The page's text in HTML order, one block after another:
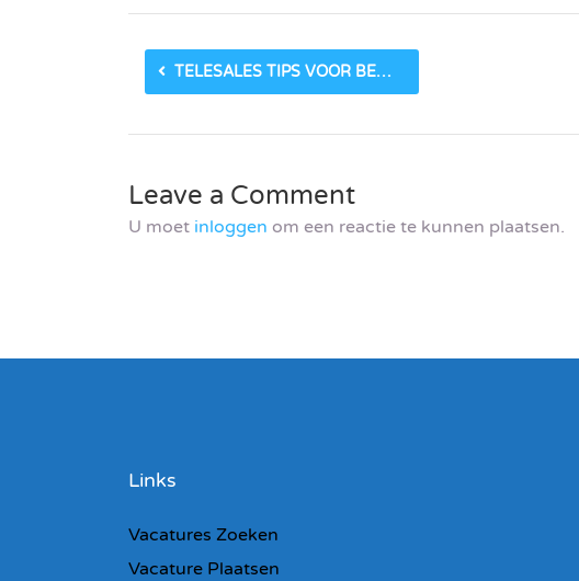
TELESALES TIPS VOOR BEGINNERS
Leave a Comment
U moet inloggen om een reactie te kunnen plaatsen.
Links
Vacatures Zoeken
Vacature Plaatsen